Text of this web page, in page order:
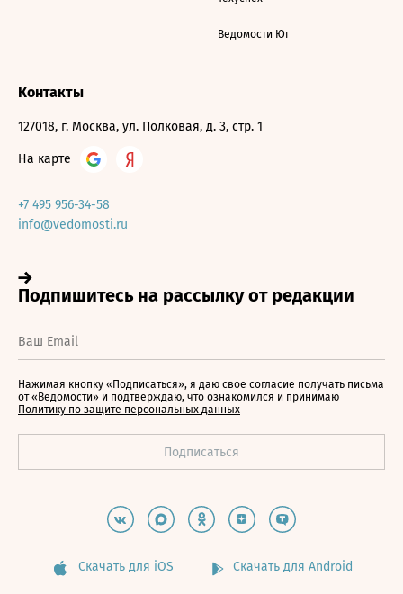
Ведомости Юг
Контакты
127018, г. Москва, ул. Полковая, д. 3, стр. 1
На карте
+7 495 956-34-58
info@vedomosti.ru
Нажимая кнопку «Подписаться», я даю свое согласие получать письма
от «Ведомости» и подтверждаю, что ознакомился и принимаю
Политику по защите персональных данных
Скачать для iOS Скачать для Android